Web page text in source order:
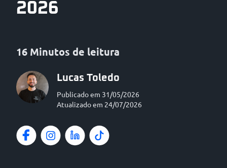
2026
16 Minutos de leitura
Lucas Toledo
Publicado em 31/05/2026
Atualizado em 24/07/2026